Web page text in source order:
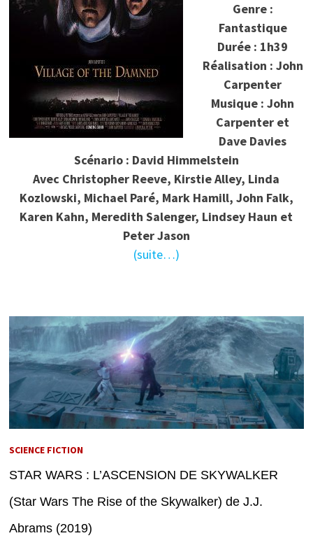
Genre :
Fantastique
Durée : 1h39
Réalisation : John
Carpenter
Musique : John
Carpenter et
Dave Davies
Scénario : David Himmelstein
Avec Christopher Reeve, Kirstie Alley, Linda
Kozlowski, Michael Paré, Mark Hamill, John Falk,
Karen Kahn, Meredith Salenger, Lindsey Haun et
Peter Jason
(suite…)
SCIENCE FICTION
STAR WARS : L’ASCENSION DE SKYWALKER
(Star Wars The Rise of the Skywalker) de J.J.
Abrams (2019)